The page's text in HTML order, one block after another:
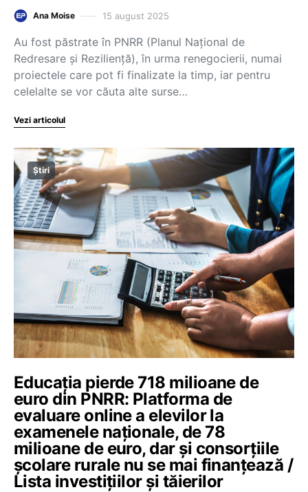
Ana Moise 15 august 2025
Au fost păstrate în PNRR (Planul Național de
Redresare și Reziliență), în urma renegocierii, numai
proiectele care pot fi finalizate la timp, iar pentru
celelalte se vor căuta alte surse…
Vezi articolul
Știri
Educația pierde 718 milioane de
euro din PNRR: Platforma de
evaluare online a elevilor la
examenele naționale, de 78
milioane de euro, dar și consorțiile
școlare rurale nu se mai finanțează /
Lista investițiilor și tăierilor